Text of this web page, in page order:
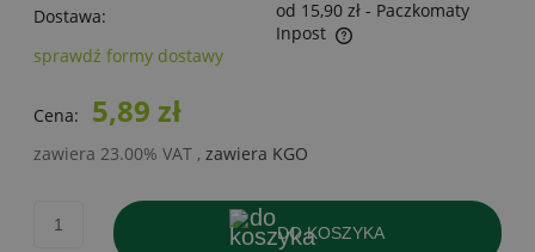
Dostawa:
od 15,90 zł - Paczkomaty
Inpost
Cena nie zawiera ewentualnych kosztów płatności
sprawdź formy dostawy
Cena: 5,89 zł
zawiera 23.00% VAT , zawiera KGO
DO KOSZYKA